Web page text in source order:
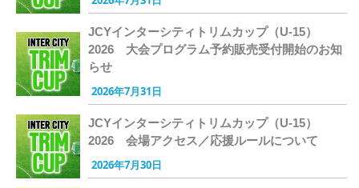
JCYインターシティトリムカップ（U-15）
2026 大会プログラム予約販売受付開始のお知
らせ
2026年7月31日
JCYインターシティトリムカップ（U-15）
2026 会場アクセス／応援ルールについて
2026年7月30日